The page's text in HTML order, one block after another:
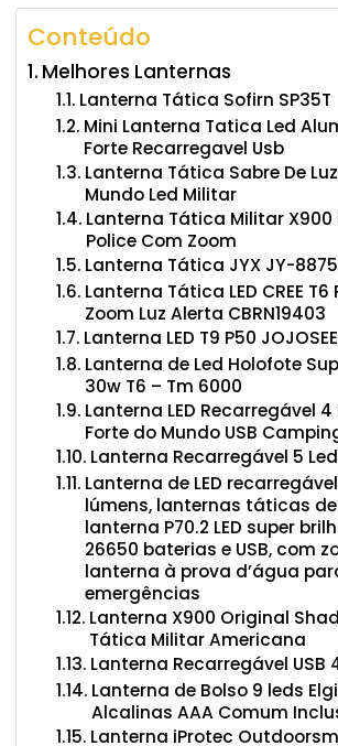
Conteúdo
Melhores Lanternas
Lanterna Tática Sofirn SP35T
Mini Lanterna Tatica Led
Forte Recarregavel Usb
Lanterna Tática Sabre De
Mundo Led Militar
Lanterna Tática Militar X900
Police Com Zoom
Lanterna Tática JYX JY-8875
Lanterna Tática LED CREE
Zoom Luz Alerta CBRN19403
Lanterna LED T9 P50 JOJOSEE
Lanterna de Led Holofote
30w T6 – Tm 6000
Lanterna LED Recarregável 4
Forte do Mundo USB
Lanterna Recarregável 5
Lanterna de LED
lúmens, lanternas táticas
lanterna P70.2 LED super
26650 baterias e USB, com
lanterna à prova d’água
emergências
Lanterna X900 Original
Tática Militar Americana
Lanterna Recarregável USB
Lanterna de Bolso 9 leds
Alcalinas AAA Comum
Lanterna iProtec